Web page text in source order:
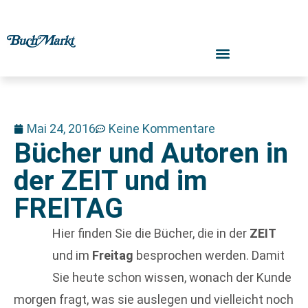
Mai 24, 2016 Keine Kommentare
Bücher und Autoren in
der ZEIT und im
FREITAG
Hier finden Sie die Bücher, die in der ZEIT
und im Freitag besprochen werden. Damit
Sie heute schon wissen, wonach der Kunde
morgen fragt, was sie auslegen und vielleicht noch